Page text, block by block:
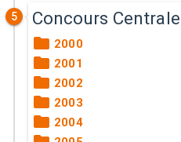
5 Concours
2000
2001
2002
2003
2004